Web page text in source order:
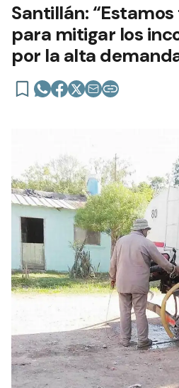
Santillán:
para mitigar los
por la alta